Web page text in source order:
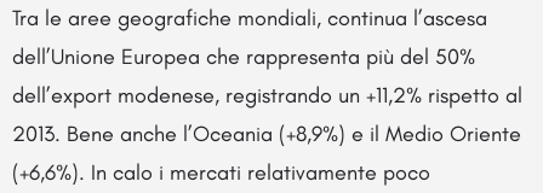
Tra le aree geografiche mondiali, continua l’ascesa
dell’Unione Europea che rappresenta più del 50%
dell’export modenese, registrando un +11,2% rispetto al
2013. Bene anche l’Oceania (+8,9%) e il Medio Oriente
(+6,6%). In calo i mercati relativamente poco